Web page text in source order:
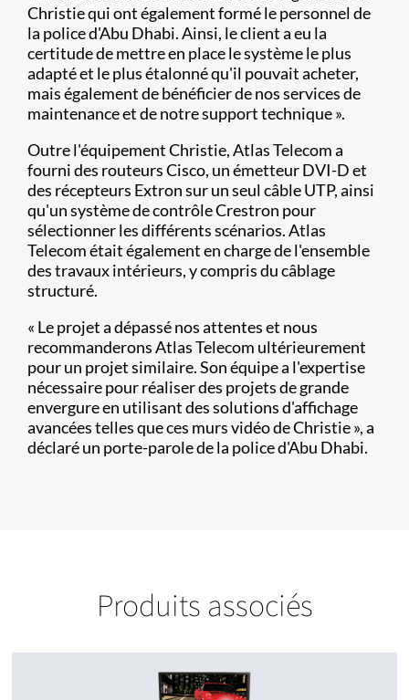
Christie qui ont également formé le personnel de
la police d'Abu Dhabi. Ainsi, le client a eu la
certitude de mettre en place le système le plus
adapté et le plus étalonné qu'il pouvait acheter,
mais également de bénéficier de nos services de
maintenance et de notre support technique ».
Outre l'équipement Christie, Atlas Telecom a
fourni des routeurs Cisco, un émetteur DVI-D et
des récepteurs Extron sur un seul câble UTP, ainsi
qu'un système de contrôle Crestron pour
sélectionner les différents scénarios. Atlas
Telecom était également en charge de l'ensemble
des travaux intérieurs, y compris du câblage
structuré.
« Le projet a dépassé nos attentes et nous
recommanderons Atlas Telecom ultérieurement
pour un projet similaire. Son équipe a l'expertise
nécessaire pour réaliser des projets de grande
envergure en utilisant des solutions d'affichage
avancées telles que ces murs vidéo de Christie », a
déclaré un porte-parole de la police d'Abu Dhabi.
Produits associés